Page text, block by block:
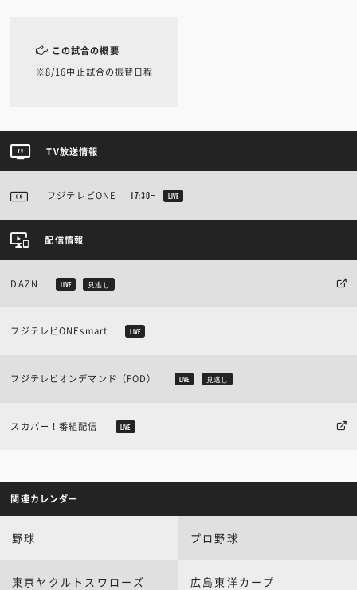
この試合の概要
※8/16中止試合の振替日程
TV放送情報
フジテレビONE 17:30~ LIVE
配信情報
DAZN LIVE 見逃し
フジテレビONEsmart LIVE
フジテレビオンデマンド（FOD） LIVE 見逃し
スカパー！番組配信 LIVE
関連カレンダー
野球 プロ野球
東京ヤクルトスワローズ 広島東洋カープ